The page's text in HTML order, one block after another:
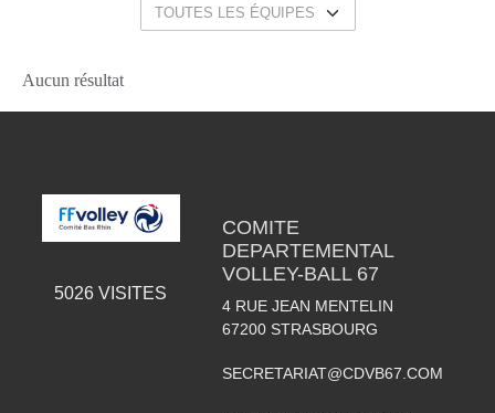
Aucun résultat
5026 VISITES
COMITE
DEPARTEMENTAL
VOLLEY-BALL 67
4 RUE JEAN MENTELIN
67200 STRASBOURG
SECRETARIAT@CDVB67.COM